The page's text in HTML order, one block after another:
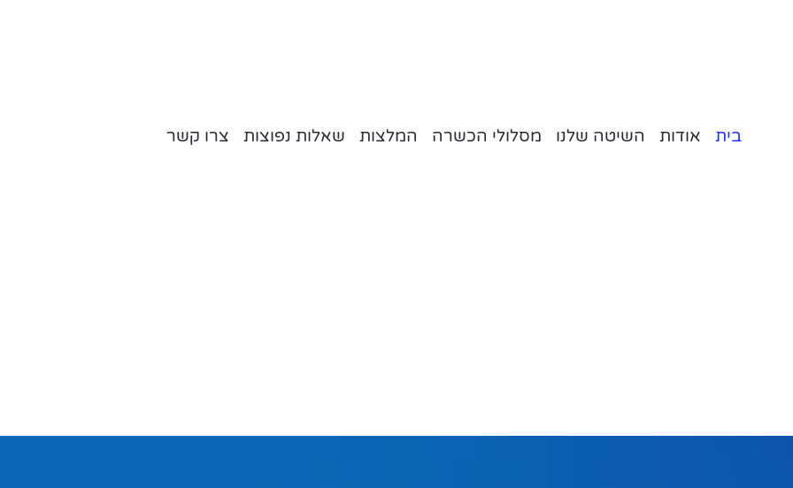
בית אודות השיטה שלנו מסלולי הכשרה המלצות שאלות נפוצות צרו קשר